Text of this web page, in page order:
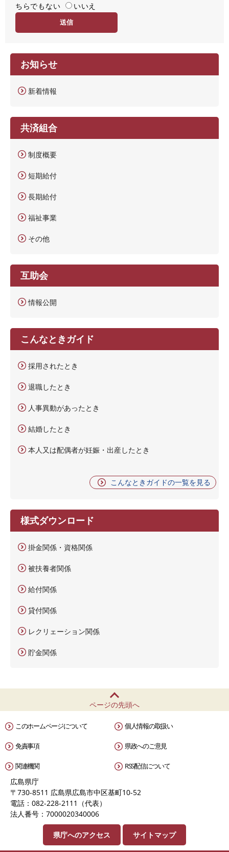
易
ちらでもない
いいえ
お知らせ
新着情報
共済組合
制度概要
短期給付
長期給付
福祉事業
その他
互助会
情報公開
こんなときガイド
採用されたとき
退職したとき
人事異動があったとき
結婚したとき
本人又は配偶者が妊娠・出産したとき
こんなときガイドの一覧を見る
様式ダウンロード
掛金関係・資格関係
被扶養者関係
給付関係
貸付関係
レクリェーション関係
貯金関係
ページの先頭へ
このホームページについて 個人情報の取扱い
免責事項 県政へのご意見
関連機関 RSS配信について
広島県庁
〒730-8511 広島県広島市中区基町10-52
電話：082-228-2111（代表）
法人番号：7000020340006
県庁へのアクセス サイトマップ